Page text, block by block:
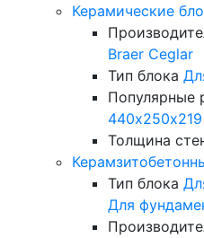
Керамические
Braer Ceglar
Тип блока
Популярные
440х250х219
Толщина
Тип блока
Для